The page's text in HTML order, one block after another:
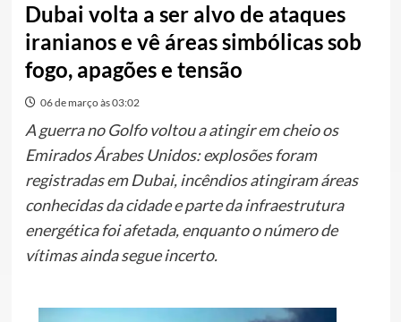
Dubai volta a ser alvo de ataques
iranianos e vê áreas simbólicas sob
fogo, apagões e tensão
06 de março às 03:02
A guerra no Golfo voltou a atingir em cheio os
Emirados Árabes Unidos: explosões foram
registradas em Dubai, incêndios atingiram áreas
conhecidas da cidade e parte da infraestrutura
energética foi afetada, enquanto o número de
vítimas ainda segue incerto.